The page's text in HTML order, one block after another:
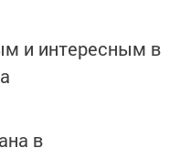
и интересным в
в